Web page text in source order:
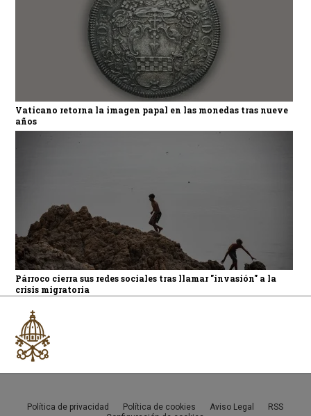
Vaticano retorna la imagen papal en las monedas tras nueve
años
Párroco cierra sus redes sociales tras llamar "invasión" a la
crisis migratoria
Política de privacidad Política de cookies Aviso Legal
RSS